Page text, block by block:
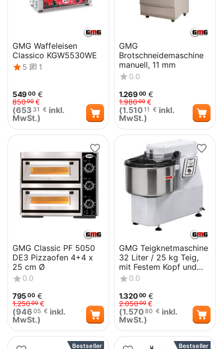
GMG Waffeleisen
Classico KGW5530WE
5 1
54900 €
85000 €
(653 31 € inkl.
MwSt.)
GMG
Brotschneidemaschine
manuell, 11 mm
0.0
1.26900 €
1.98000 €
(1.510 11 € inkl.
MwSt.)
GMG Classic PF 5050
DE3 Pizzaofen 4+4 x
25 cm Ø
0.0
795 00 €
1.25000 €
(946 05 € inkl.
MwSt.)
GMG Teigknetmaschine
32 Liter / 25 kg Teig,
mit Festem Kopf und
Fester Wanne 400 V
0.0
1.32000 €
2.05000 €
(1.570 80 € inkl.
MwSt.)
Bestseller Bestseller